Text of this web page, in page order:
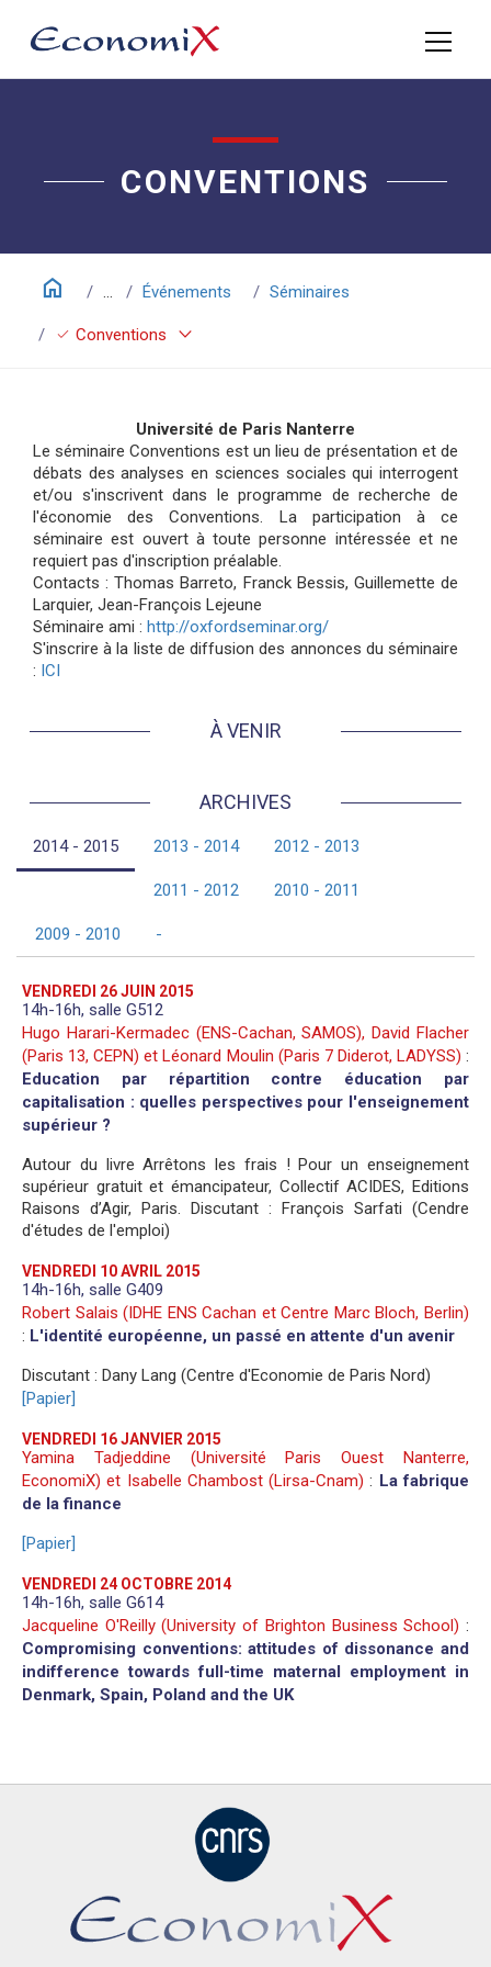
CONVENTIONS
home Événements Séminaires
check Conventions keyboard_arrow_down
Université de Paris Nanterre
Le séminaire Conventions est un lieu de présentation et de
débats des analyses en sciences sociales qui interrogent
et/ou s'inscrivent dans le programme de recherche de
l'économie des Conventions. La participation à ce
séminaire est ouvert à toute personne intéressée et ne
requiert pas d'inscription préalable.
Contacts : Thomas Barreto, Franck Bessis, Guillemette de
Larquier, Jean-François Lejeune
Séminaire ami : http://oxfordseminar.org/
S'inscrire à la liste de diffusion des annonces du séminaire
: ICI
À VENIR
ARCHIVES
2014 - 2015 2013 - 2014 2012 - 2013
2011 - 2012 2010 - 2011
2009 - 2010 -
VENDREDI 26 JUIN 2015
14h-16h, salle G512
Hugo Harari-Kermadec (ENS-Cachan, SAMOS), David Flacher
(Paris 13, CEPN) et Léonard Moulin (Paris 7 Diderot, LADYSS) :
Education par répartition contre éducation par
capitalisation : quelles perspectives pour l'enseignement
supérieur ?
Autour du livre Arrêtons les frais ! Pour un enseignement
supérieur gratuit et émancipateur, Collectif ACIDES, Editions
Raisons d’Agir, Paris. Discutant : François Sarfati (Cendre
d'études de l'emploi)
VENDREDI 10 AVRIL 2015
14h-16h, salle G409
Robert Salais (IDHE ENS Cachan et Centre Marc Bloch, Berlin)
: L'identité européenne, un passé en attente d'un avenir
Discutant : Dany Lang (Centre d'Economie de Paris Nord)
[Papier]
VENDREDI 16 JANVIER 2015
Yamina Tadjeddine (Université Paris Ouest Nanterre,
EconomiX) et Isabelle Chambost (Lirsa-Cnam) : La fabrique
de la finance
[Papier]
VENDREDI 24 OCTOBRE 2014
14h-16h, salle G614
Jacqueline O'Reilly (University of Brighton Business School) :
Compromising conventions: attitudes of dissonance and
indifference towards full-time maternal employment in
Denmark, Spain, Poland and the UK